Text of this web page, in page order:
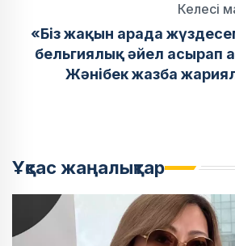
Келесі
«Біз жақын арада
бельгиялық әйел асырап
Жәнібек жазба
Ұқсас жаңалықтар